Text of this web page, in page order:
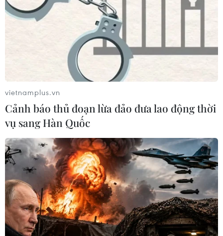
vietnamplus.vn
Cảnh báo thủ đoạn lừa đảo đưa lao động thời
vụ sang Hàn Quốc